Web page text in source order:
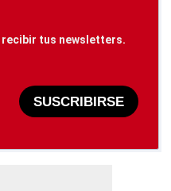
tus newsletters.
SUSCRIBIRSE